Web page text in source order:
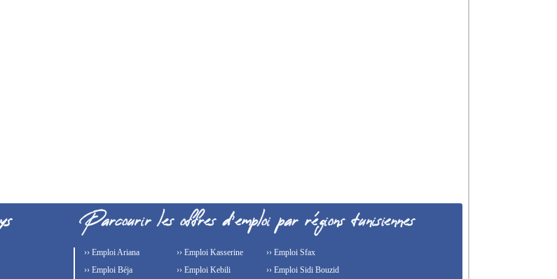
›› Emploi Ariana
›› Emploi Béja
›› Emploi Kasserine
›› Emploi Kebili
›› Emploi Sfax
›› Emploi Sidi Bouzid